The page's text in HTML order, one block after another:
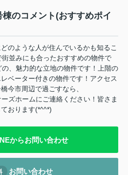
のコメント(おすすめポイ
のような人が住んでいるかも知るこ
並みにも合ったおすすめの物件で
、魅力的な立地の物件です！上階の
ベーター付きの物件です！アクセス
今市周辺で過ごすなら、
ズホームにご連絡ください！皆さま
おります(*^^*)
からお問い合わせ
お問い合わせ